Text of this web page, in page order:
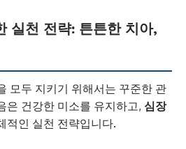
실천 전략: 튼튼한 치아,
모두 지키기 위해서는 꾸준한 관
은 건강한 미소를 유지하고, 심장
적인 실천 전략입니다.